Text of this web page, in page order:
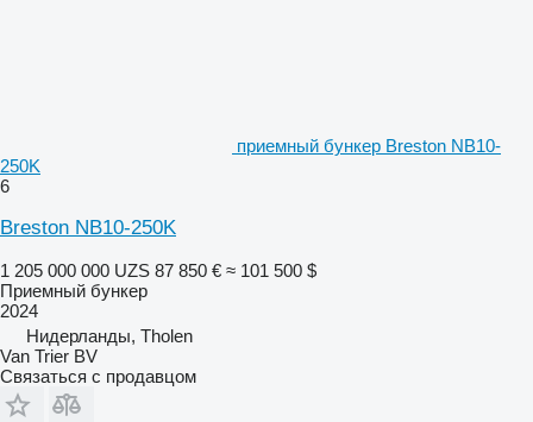
приемный бункер Breston NB10-
250K
6
Breston NB10-250K
1 205 000 000 UZS 87 850 € ≈ 101 500 $
Приемный бункер
2024
Нидерланды, Tholen
Van Trier BV
Связаться с продавцом